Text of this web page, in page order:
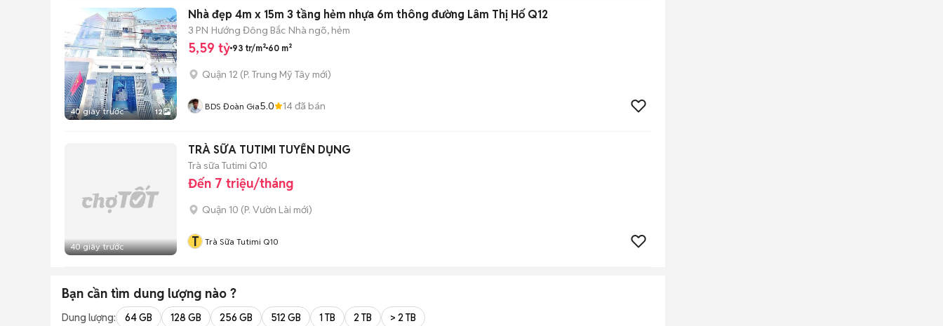
40 giây trước 12
Nhà đẹp 4m x 15m 3 tầng hẻm nhựa 6m thông đường Lâm Thị Hố Q12
3 PN Hướng Đông Bắc Nhà ngõ, hẻm
5,59 tỷ 93 tr/m² 60 m²
Quận 12 (P. Trung Mỹ Tây mới)
BDS Đoàn Gia5.0 14đã bán
40 giây trước
TRÀ SỮA TUTIMI TUYỂN DỤNG
Trà sữa Tutimi Q10
Đến 7 triệu/tháng
Quận 10 (P. Vườn Lài mới)
T Trà Sữa Tutimi Q10
Bạn cần tìm dung lượng nào ?
Dung lượng: 64 GB 128 GB 256 GB 512 GB 1 TB 2 TB > 2 TB